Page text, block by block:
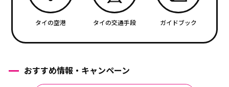
タイの空港 タイの交通手段 ガイドブック
おすすめ情報・キャンペーン